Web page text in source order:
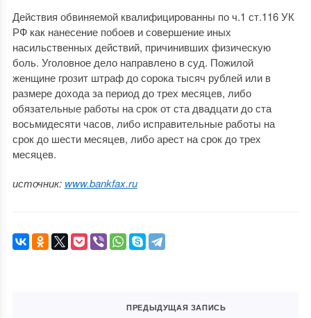
Действия обвиняемой квалифицированны по ч.1 ст.116 УК
РФ как нанесение побоев и совершение иных
насильственных действий, причинивших физическую
боль. Уголовное дело направлено в суд. Пожилой
женщине грозит штраф до сорока тысяч рублей или в
размере дохода за период до трех месяцев, либо
обязательные работы на срок от ста двадцати до ста
восьмидесяти часов, либо исправительные работы на
срок до шести месяцев, либо арест на срок до трех
месяцев.
источник: www.bankfax.ru
ПРЕДЫДУЩАЯ ЗАПИСЬ